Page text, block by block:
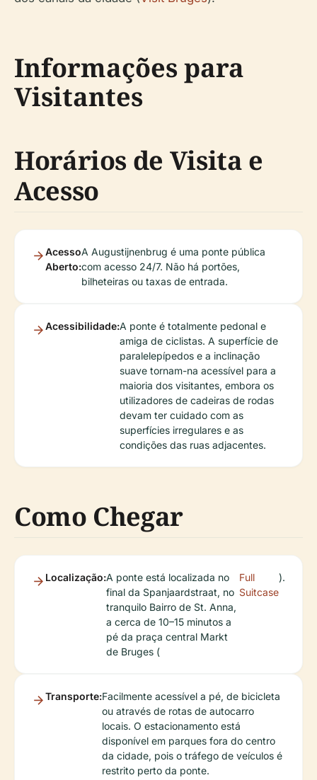
Informações para
Visitantes
Horários de Visita e
Acesso
Acesso
Aberto:
A Augustijnenbrug é uma ponte pública
com acesso 24/7. Não há portões,
bilheteiras ou taxas de entrada.
Acessibilidade:A ponte é totalmente pedonal e
amiga de ciclistas. A superfície de
paralelepípedos e a inclinação
suave tornam-na acessível para a
maioria dos visitantes, embora os
utilizadores de cadeiras de rodas
devam ter cuidado com as
superfícies irregulares e as
condições das ruas adjacentes.
Como Chegar
Localização:A ponte está localizada no
final da Spanjaardstraat, no
tranquilo Bairro de St. Anna,
a cerca de 10–15 minutos a
pé da praça central Markt
de Bruges (
Full
Suitcase
).
Transporte:Facilmente acessível a pé, de bicicleta
ou através de rotas de autocarro
locais. O estacionamento está
disponível em parques fora do centro
da cidade, pois o tráfego de veículos é
restrito perto da ponte.